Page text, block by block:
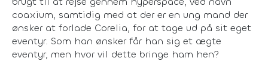
coaxium, samtidig med at der er en ung mand der
ønsker at forlade Corelia, for at tage ud på sit eget
eventyr. Som han ønsker får han sig et ægte
eventyr, men hvor vil dette bringe ham hen?